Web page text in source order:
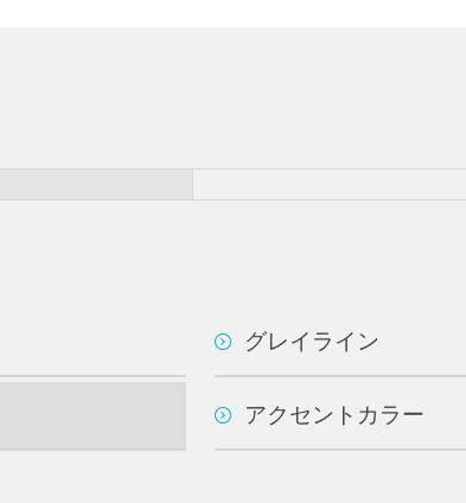
グレイライン
アクセントカラー